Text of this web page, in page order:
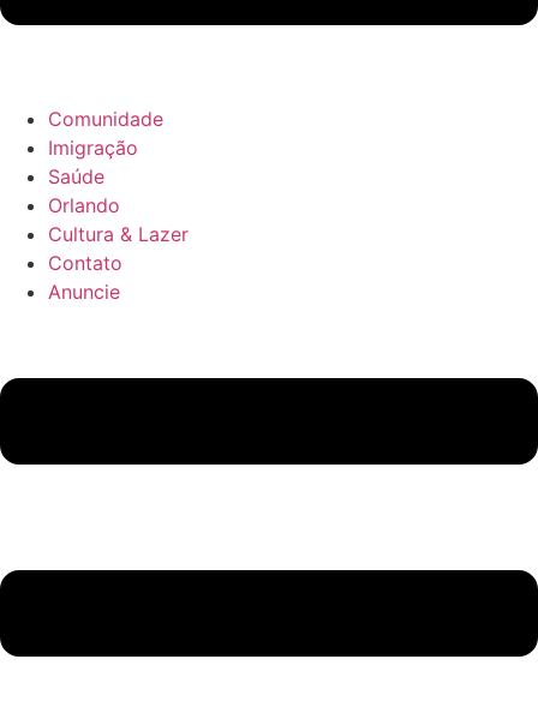
Comunidade
Imigração
Saúde
Orlando
Cultura & Lazer
Contato
Anuncie